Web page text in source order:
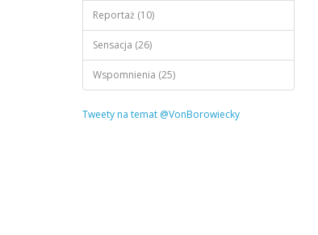
Reportaż (10)
Sensacja (26)
Wspomnienia (25)
Tweety na temat @VonBorowiecky